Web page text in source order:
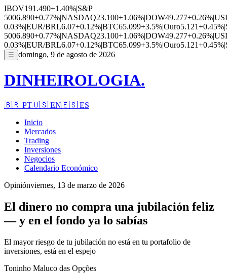
IBOV191.490+1.40%|S&P
5006.890+0.77%|NASDAQ23.100+1.06%|DOW49.277+0.26%|
0.03%|EUR/BRL6.07+0.12%|BTC65.099+3.5%|Ouro5.121+0.45%|
5006.890+0.77%|NASDAQ23.100+1.06%|DOW49.277+0.26%|
0.03%|EUR/BRL6.07+0.12%|BTC65.099+3.5%|Ouro5.121+0.45%|
☰ domingo, 9 de agosto de 2026
DINHEIROLOGIA.
🇧🇷 PT🇺🇸 EN🇪🇸 ES
Inicio
Mercados
Trading
Inversiones
Negocios
Calendario Económico
Opiniónviernes, 13 de marzo de 2026
El dinero no compra una jubilación feliz
— y en el fondo ya lo sabías
El mayor riesgo de tu jubilación no está en tu portafolio de
inversiones, está en el espejo
Toninho Maluco das Opções